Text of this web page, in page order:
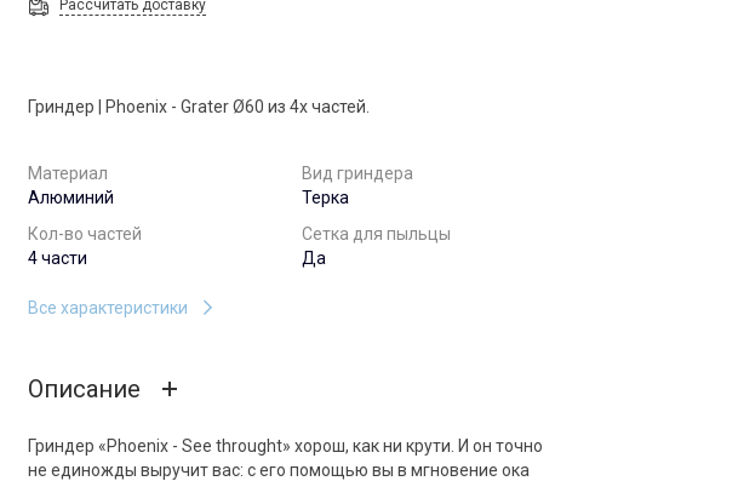
Рассчитать доставку
Гриндер | Phoenix - Grater Ø60 из 4х частей.
Материал
Алюминий
Вид гриндера
Терка
Кол-во частей
4 части
Сетка для пыльцы
Да
Все характеристики
Описание
Гриндер «Phoenix - See throught» хорош, как ни крути. И он точно
не единожды выручит вас: с его помощью вы в мгновение ока